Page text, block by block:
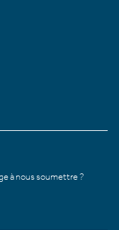
à nous soumettre ?